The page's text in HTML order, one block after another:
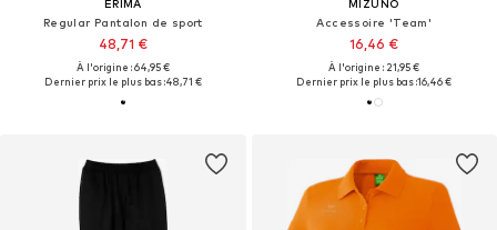
ERIMA
Regular Pantalon de sport
48,71 €
À l'origine : 64,95 €
Dernier prix le plus bas :48,71 €
MIZUNO
Accessoire 'Team'
16,46 €
À l'origine : 21,95 €
Dernier prix le plus bas :16,46 €